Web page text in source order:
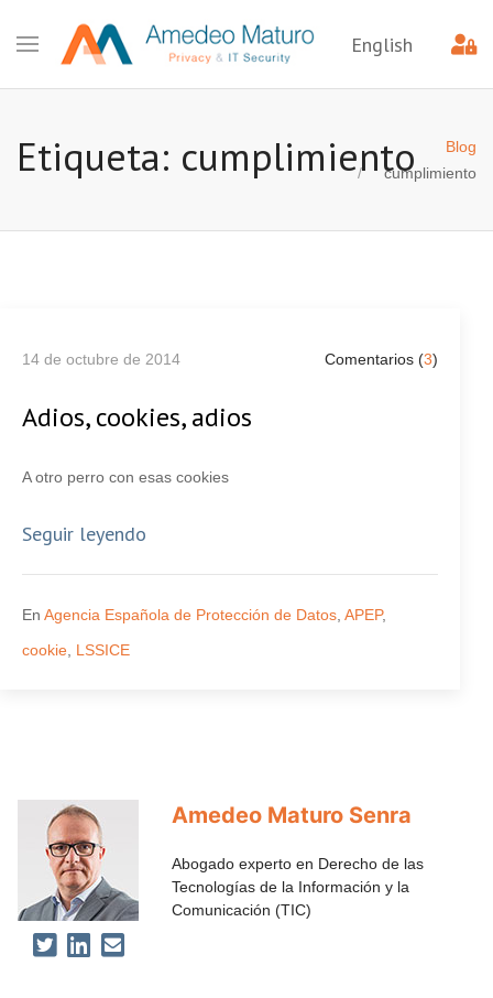
English
Etiqueta: cumplimiento
Blog
cumplimiento
14 de octubre de 2014 Comentarios (3)
Adios, cookies, adios
A otro perro con esas cookies
Seguir leyendo
En Agencia Española de Protección de Datos APEP,
cookie LSSICE
Amedeo Maturo Senra
Abogado experto en Derecho de las
Tecnologías de la Información y la
Comunicación (TIC)